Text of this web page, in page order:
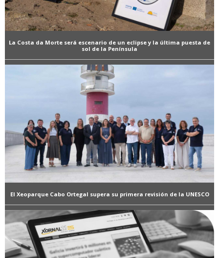
La Costa da Morte será escenario de un eclipse y la última puesta de
sol de la Península
El Xeoparque Cabo Ortegal supera su primera revisión de la UNESCO